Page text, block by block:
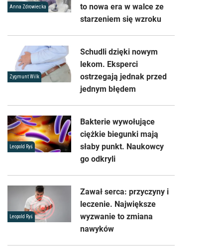
Anna Zdrowiecka
to nowa era w walce ze
starzeniem się wzroku
Zygmunt Wilk
Schudli dzięki nowym
lekom. Eksperci
ostrzegają jednak przed
jednym błędem
Leopold Ryś
Bakterie wywołujące
ciężkie biegunki mają
słaby punkt. Naukowcy
go odkryli
Leopold Ryś
Zawał serca: przyczyny i
leczenie. Największe
wyzwanie to zmiana
nawyków